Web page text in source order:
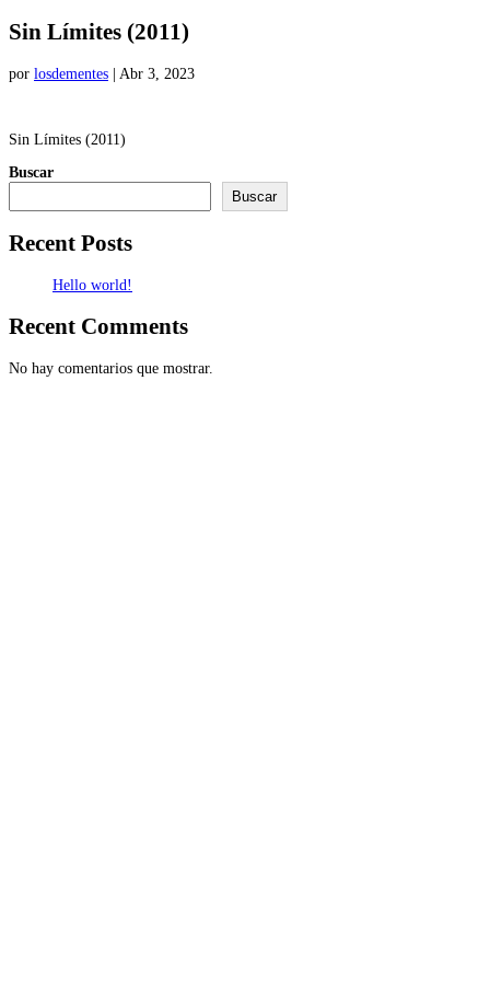
Sin Límites (2011)
por losdementes Abr 3, 2023
Sin Límites (2011)
Buscar
Buscar
Recent Posts
Hello world!
Recent Comments
No hay comentarios que mostrar.